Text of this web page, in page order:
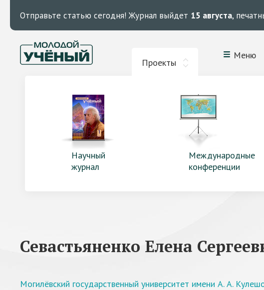
Отправьте статью сегодня! Журнал выйдет 15 августа,
Проекты
Меню
Научный
журнал
Международные
конференции
Севастьяненко Елена
Могилёвский государственный университет имени А. А.